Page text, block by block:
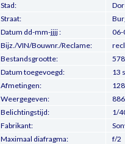
Stad:
Straat:
Datum dd-mm-jjjj :
06-
Bijz./VIN/Bouwnr./Reclame:
Bestandsgrootte:
Datum toegevoegd:
13
Afmetingen:
Weergegeven:
Belichtingstijd:
1/
Fabrikant:
Maximaal diafragma:
f/2